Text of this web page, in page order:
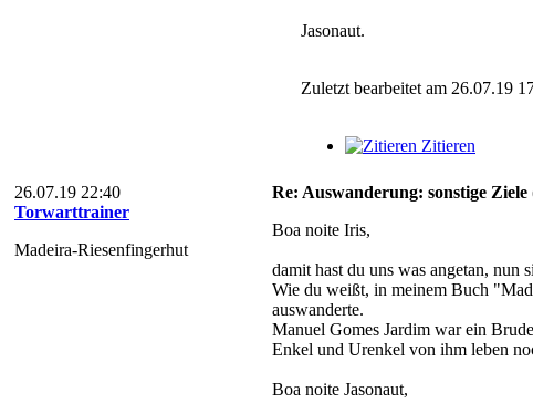
Jasonaut.
Zuletzt bearbeitet am 26.07.19
Zitieren
26.07.19 22:40
Torwarttrainer
Madeira-Riesenfingerhut
Re: Auswanderung: sonstige
Boa noite Iris,
damit hast du uns was angetan,
Wie du weißt, in meinem Buch
auswanderte.
Manuel Gomes Jardim war ein
Enkel und Urenkel von ihm leben
Boa noite Jasonaut,